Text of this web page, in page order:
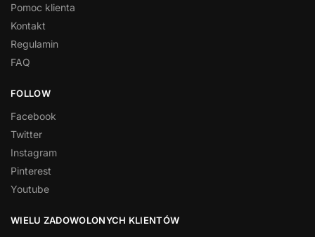
Pomoc klienta
Kontakt
Regulamin
FAQ
FOLLOW
Facebook
Twitter
Instagram
Pinterest
Youtube
WIELU ZADOWOLONYCH KLIENTÓW